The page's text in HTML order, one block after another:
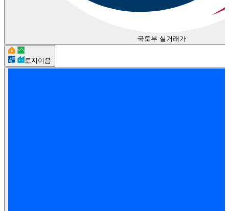
국토부 실거래가
토지이음